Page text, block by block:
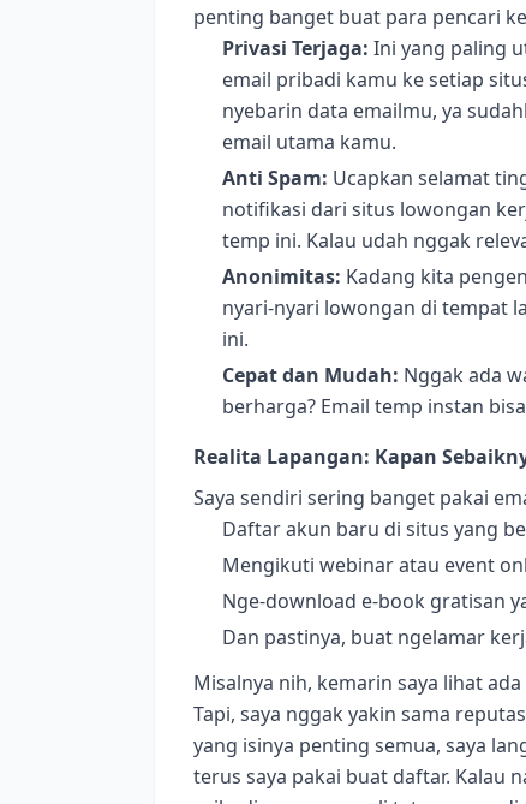
penting banget buat para pencari
Privasi Terjaga: Ini yang paling
email pribadi kamu ke setiap
nyebarin data emailmu, ya
email utama kamu.
Anti Spam: Ucapkan selamat
notifikasi dari situs lowongan
temp ini. Kalau udah nggak
Anonimitas: Kadang kita
nyari-nyari lowongan di tempat
ini.
Cepat dan Mudah: Nggak ada
berharga? Email temp instan
Realita Lapangan: Kapan
Saya sendiri sering banget pakai
Daftar akun baru di situs yang
Mengikuti webinar atau event
Nge-download e-book gratisan
Dan pastinya, buat ngelamar
Misalnya nih, kemarin saya lihat
Tapi, saya nggak yakin sama
yang isinya penting semua, saya
terus saya pakai buat daftar. Kalau